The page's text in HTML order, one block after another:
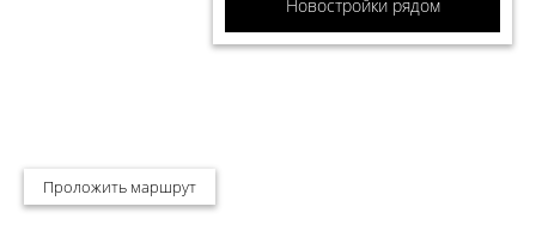
Новостройки рядом
Проложить маршрут